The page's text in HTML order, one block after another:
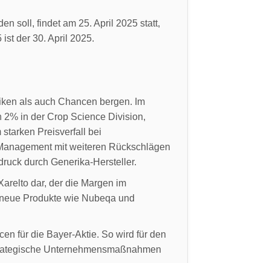
soll, findet am 25. April 2025 statt,
der 30. April 2025.
als auch Chancen bergen. Im
in der Crop Science Division,
Preisverfall bei
mit weiteren Rückschlägen
durch Generika-Hersteller.
dar, der die Margen im
Produkte wie Nubeqa und
für die Bayer-Aktie. So wird für den
Unternehmensmaßnahmen